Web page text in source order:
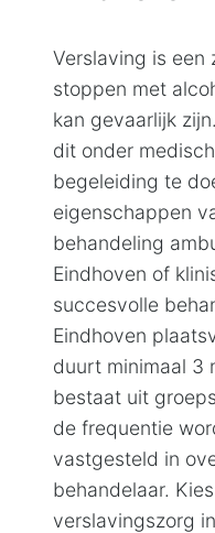
Verslaving is een
stoppen met
kan gevaarlijk
dit onder
begeleiding te
eigenschappen
behandeling
Eindhoven of
succesvolle
Eindhoven
duurt minimaal 3
bestaat uit
de frequentie
vastgesteld in
behandelaar.
verslavingszorg in